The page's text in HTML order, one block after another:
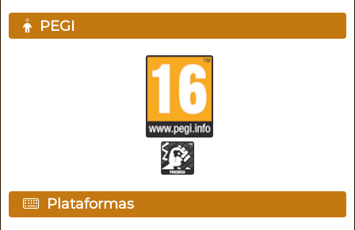
PEGI
Plataformas